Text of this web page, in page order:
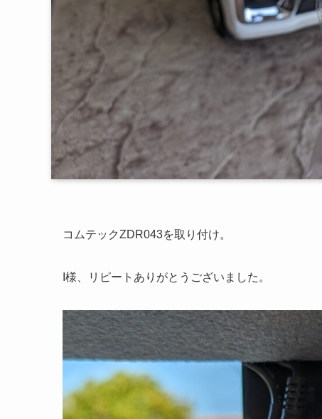
コムテックZDR043を取り付け。
I様、リピートありがとうございました。